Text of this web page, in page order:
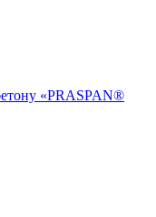
«PRASPAN®